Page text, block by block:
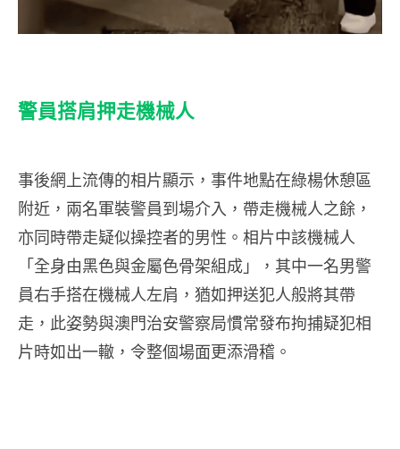
警員搭肩押走機械人
事後網上流傳的相片顯示，事件地點在綠楊休憩區
附近，兩名軍裝警員到場介入，帶走機械人之餘，
亦同時帶走疑似操控者的男性。相片中該機械人
「全身由黑色與金屬色骨架組成」，其中一名男警
員右手搭在機械人左肩，猶如押送犯人般將其帶
走，此姿勢與澳門治安警察局慣常發布拘捕疑犯相
片時如出一轍，令整個場面更添滑稽。